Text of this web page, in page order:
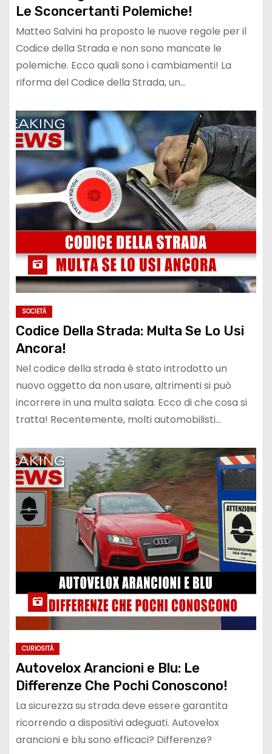
Le Sconcertanti Polemiche!
Matteo Salvini ha proposto le nuove regole per il
Codice della Strada e non sono mancate le
polemiche. Ecco quali sono i cambiamenti! La
riforma del Codice della Strada, un…
SOCIETÀ
Codice Della Strada: Multa Se Lo Usi
Ancora!
Nel codice della strada è stato introdotto un
nuovo oggetto da non usare, altrimenti si può
incorrere in una multa salata. Ecco di che cosa si
tratta! Recentemente, molti automobilisti…
CURIOSITÀ
Autovelox Arancioni e Blu: Le
Differenze Che Pochi Conoscono!
La sicurezza su strada deve essere garantita
ricorrendo a dispositivi adeguati. Autovelox
arancioni e blu sono efficaci? Differenze?